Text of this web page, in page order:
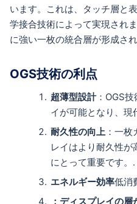
います。これは、タッチ層と
学接合技術によって実現され
に強い一枚の統合層が形成さ
OGS技術の利点
超薄型設計：OGS
イが可能となり、現
耐久性の向上 ：一
レイはより耐久性が
にとって重要です。.
エネルギー効率低消
：ディスプレイの